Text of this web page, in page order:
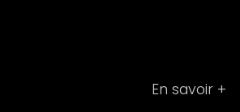
En savoir +